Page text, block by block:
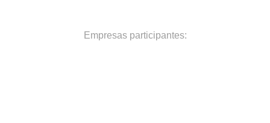
Empresas participantes: